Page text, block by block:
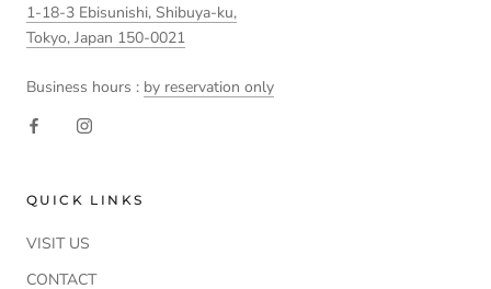
1-18-3 Ebisunishi, Shibuya-ku,
Tokyo, Japan 150-0021
Business hours : by reservation only
QUICK LINKS
VISIT US
CONTACT